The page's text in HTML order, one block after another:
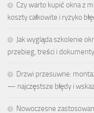
Czy warto kupić okna z
koszty całkowite i ryzyko
Jak wygląda szkolenie
przebieg, treści i dokumenty
Drzwi przesuwne:
— najczęstsze błędy i
Nowoczesne